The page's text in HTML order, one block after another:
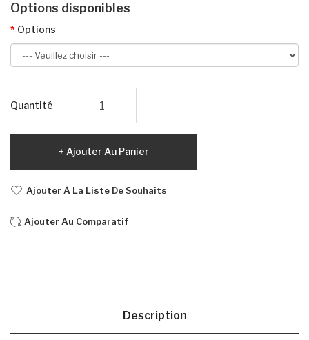
Options disponibles
Options
Quantité
Ajouter Au Panier
Ajouter À La Liste De Souhaits
Ajouter Au Comparatif
Description